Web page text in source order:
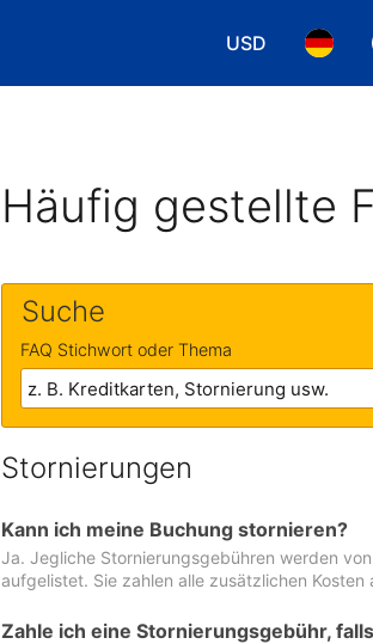
USD
Wählen Sie
Häufig gestellte
Suche
FAQ Stichwort oder Thema
Stornierungen
Kann ich meine Buchung stornieren?
Ja. Jegliche Stornierungsgebühren werden
aufgelistet. Sie zahlen alle zusätzlichen Kosten
Zahle ich eine Stornierungsgebühr,